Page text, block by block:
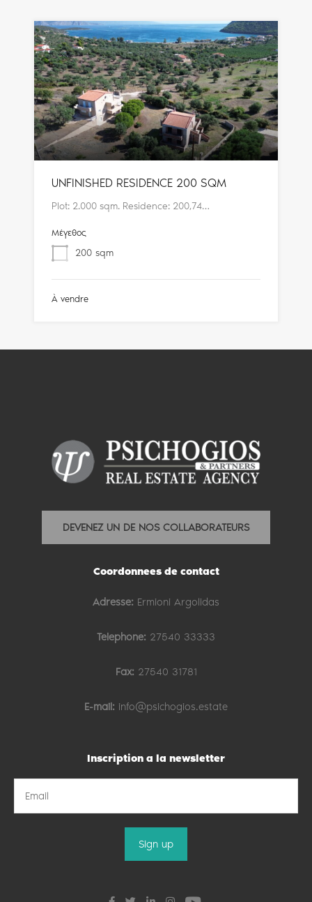
UNFINISHED RESIDENCE 200 SQM
Plot: 2.000 sqm. Residence: 200,74…
Μέγεθος
200 sqm
À vendre
DEVENEZ UN DE NOS COLLABORATEURS
Coordonnees de contact
Adresse: Ermioni Argolidas
Telephone: 27540 33333
Fax: 27540 31781
E-mail: info@psichogios.estate
Inscription a la newsletter